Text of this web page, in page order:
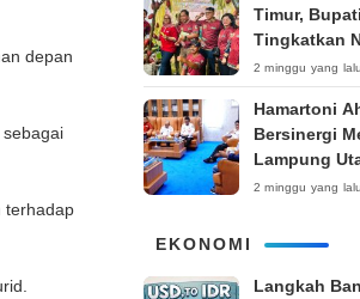
depan
terhadap
Timur,
Tingkatkan
Produk
2 minggu yang lalu
Hamartoni
Bersinergi
Lampung
Pemberitaan
2 minggu yang lalu
EKONOMI
Langkah